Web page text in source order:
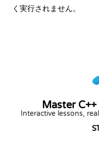
く実行されません。
Master
Interactive lessons,